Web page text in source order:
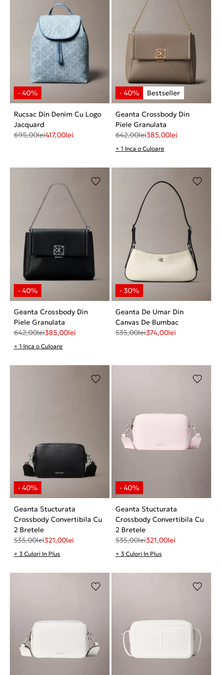
Rucsac Din Denim Cu Logo
Jacquard
695,00lei417,00lei
Geanta Crossbody Din
Piele Granulata
642,00lei385,00lei
+ 1 Inca o Culoare
Geanta Crossbody Din
Piele Granulata
642,00lei385,00lei
+ 1 Inca o Culoare
Geanta De Umar Din
Canvas De Bumbac
535,00lei374,00lei
Geanta Stucturata
Crossbody Convertibila Cu
2 Bretele
535,00lei321,00lei
+ 3 Culori In Plus
Geanta Stucturata
Crossbody Convertibila Cu
2 Bretele
535,00lei321,00lei
+ 3 Culori In Plus